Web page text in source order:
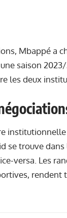
Mbappé a
saison
les deux
se trouve
versa. Les